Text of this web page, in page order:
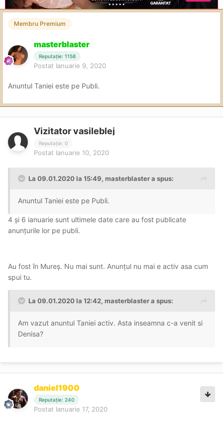
Membru Premium
masterblaster
Reputație: 1158
Postat Ianuarie 9, 2020
Anuntul Taniei este pe Publi.
Vizitator vasileblej
Reputație: 0
Postat Ianuarie 10, 2020
La 09.01.2020 la 15:49, masterblaster a spus:
Anuntul Taniei este pe Publi.
4 și 6 ianuarie sunt ultimele date care au fost publicate
anunțurile lor pe publi.
Au fost în Mureș. Nu mai sunt. Anunțul nu mai e activ asa cum
spui tu.
La 09.01.2020 la 12:42, masterblaster a spus:
Am vazut anuntul Taniei activ. Asta inseamna c-a venit si
Denisa?
daniel1900
Reputație: 240
Postat Ianuarie 17, 2020